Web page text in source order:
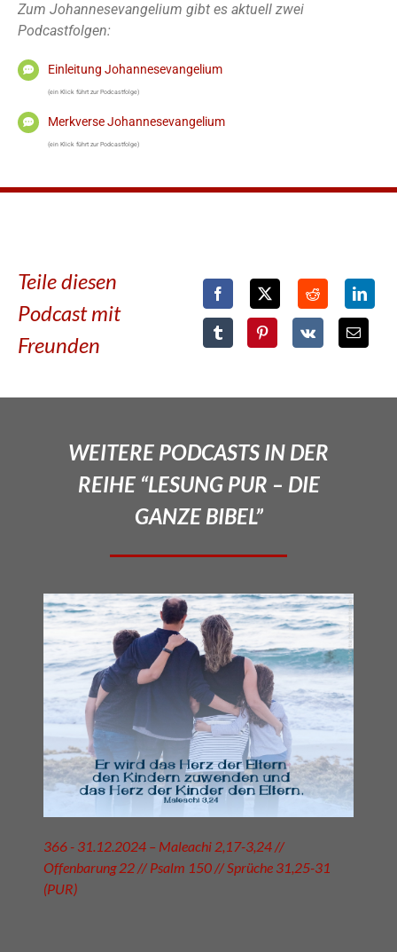
Zum Johannesevangelium gibt es aktuell zwei
Podcastfolgen:
Einleitung Johannesevangelium
(ein Klick führt zur Podcastfolge)
Merkverse Johannesevangelium
(ein Klick führt zur Podcastfolge)
Teile diesen
Podcast mit
Freunden
WEITERE PODCASTS IN DER
REIHE “LESUNG PUR – DIE
GANZE BIBEL”
366 - 31.12.2024 – Maleachi 2,17-3,24 //
Offenbarung 22 // Psalm 150 // Sprüche 31,25-31
(PUR)